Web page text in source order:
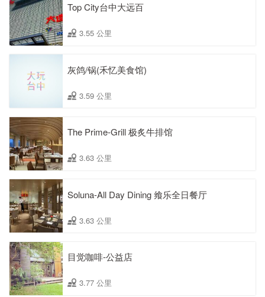
Top City台中大远百
3.55 公里
灰鸽/锅(禾忆美食馆)
3.59 公里
The Prime-Grill 极炙牛排馆
3.63 公里
Soluna-All Day Dining 飨乐全日餐厅
3.63 公里
目觉咖啡-公益店
3.77 公里